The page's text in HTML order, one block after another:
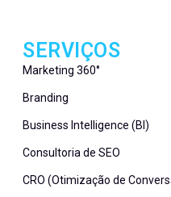
SERVIÇOS
Marketing 360°
Branding
Business Intelligence (BI)
Consultoria de SEO
CRO (Otimização de